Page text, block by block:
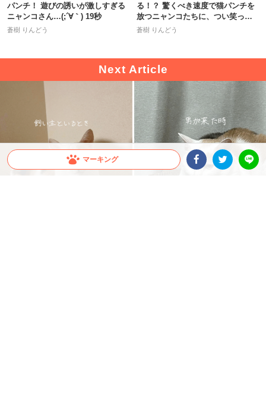
マーキング
パンチ！ 遊びの誘いが激しすぎる
ニャンコさん…(;´∀｀) 19秒
蒼樹 りんどう
る！？ 驚くべき速度で猫パンチを
放つニャンコたちに、つい笑っち
ゃう♪
蒼樹 りんどう